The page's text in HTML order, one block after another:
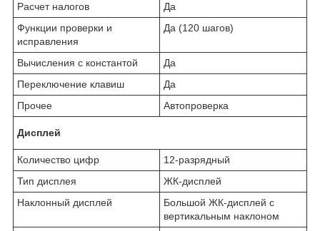
Расчет налогов
Да
Функции проверки и
исправления
Да (120 шагов)
Вычисления с константой
Да
Переключение клавиш
Да
Прочее
Автопроверка
Дисплей
Количество цифр
12-разрядный
Тип дисплея
ЖК-дисплей
Наклонный дисплей
Большой ЖК-дисплей с
вертикальным наклоном